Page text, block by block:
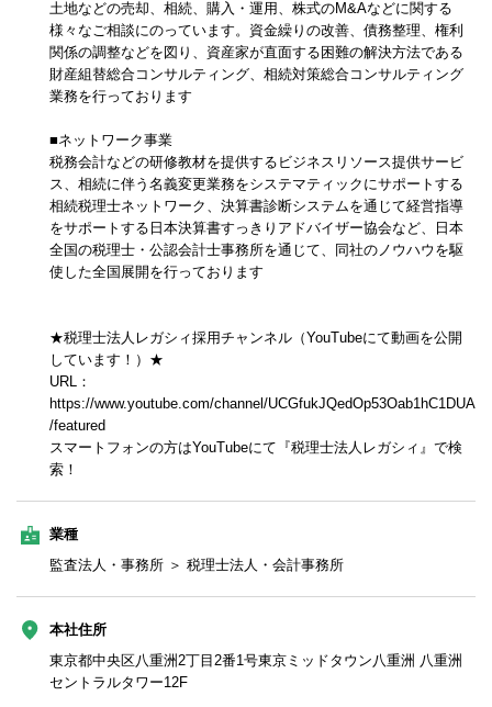
土地などの売却、相続、購入・運用、株式のM&Aなどに関する
様々なご相談にのっています。資金繰りの改善、債務整理、権利
関係の調整などを図り、資産家が直面する困難の解決方法である
財産組替総合コンサルティング、相続対策総合コンサルティング
業務を行っております
■ネットワーク事業
税務会計などの研修教材を提供するビジネスリソース提供サービ
ス、相続に伴う名義変更業務をシステマティックにサポートする
相続税理士ネットワーク、決算書診断システムを通じて経営指導
をサポートする日本決算書すっきりアドバイザー協会など、日本
全国の税理士・公認会計士事務所を通じて、同社のノウハウを駆
使した全国展開を行っております
★税理士法人レガシィ採用チャンネル（YouTubeにて動画を公開
しています！）★
URL：
https://www.youtube.com/channel/UCGfukJQedOp53Oab1hC1DUA
/featured
スマートフォンの方はYouTubeにて『税理士法人レガシィ』で検
索！
業種
監査法人・事務所 ＞ 税理士法人・会計事務所
本社住所
東京都中央区八重洲2丁目2番1号東京ミッドタウン八重洲 八重洲
セントラルタワー12F